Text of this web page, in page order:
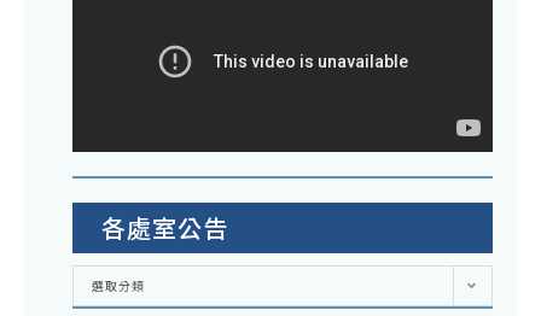
各處室公告
各
室
選取分類